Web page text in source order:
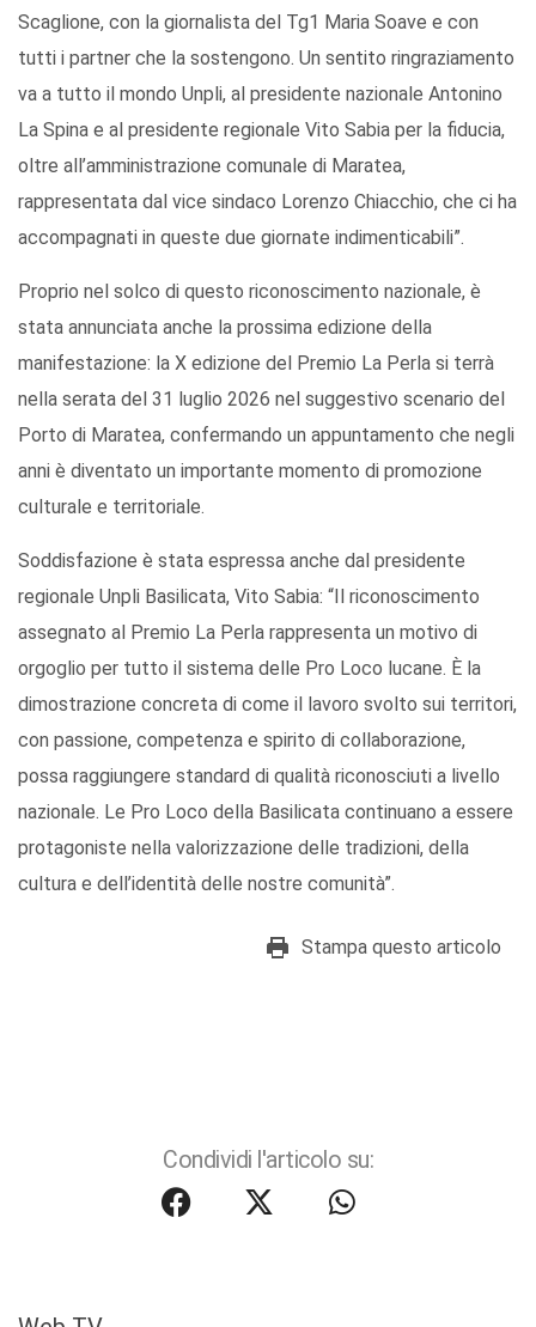
Scaglione, con la giornalista del Tg1 Maria Soave e con
tutti i partner che la sostengono. Un sentito ringraziamento
va a tutto il mondo Unpli, al presidente nazionale Antonino
La Spina e al presidente regionale Vito Sabia per la fiducia,
oltre all’amministrazione comunale di Maratea,
rappresentata dal vice sindaco Lorenzo Chiacchio, che ci ha
accompagnati in queste due giornate indimenticabili”.
Proprio nel solco di questo riconoscimento nazionale, è
stata annunciata anche la prossima edizione della
manifestazione: la X edizione del Premio La Perla si terrà
nella serata del 31 luglio 2026 nel suggestivo scenario del
Porto di Maratea, confermando un appuntamento che negli
anni è diventato un importante momento di promozione
culturale e territoriale.
Soddisfazione è stata espressa anche dal presidente
regionale Unpli Basilicata, Vito Sabia: “Il riconoscimento
assegnato al Premio La Perla rappresenta un motivo di
orgoglio per tutto il sistema delle Pro Loco lucane. È la
dimostrazione concreta di come il lavoro svolto sui territori,
con passione, competenza e spirito di collaborazione,
possa raggiungere standard di qualità riconosciuti a livello
nazionale. Le Pro Loco della Basilicata continuano a essere
protagoniste nella valorizzazione delle tradizioni, della
cultura e dell’identità delle nostre comunità”.
Stampa questo articolo
Condividi l'articolo su: